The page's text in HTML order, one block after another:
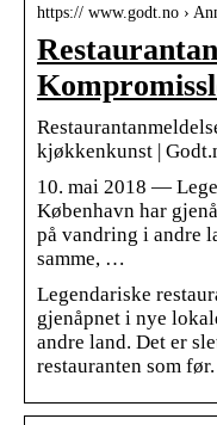
https:// www.godt.no ›
kjøkkenkunst |
10. mai 2018 —
København har
på vandring i andre
samme, …
Legendariske
gjenåpnet i nye
andre land. Det er
restauranten som